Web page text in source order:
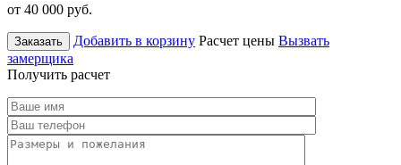
от 40 000 руб.
Заказать Добавить в корзину Расчет цены Вызвать
замерщика
Получить расчет